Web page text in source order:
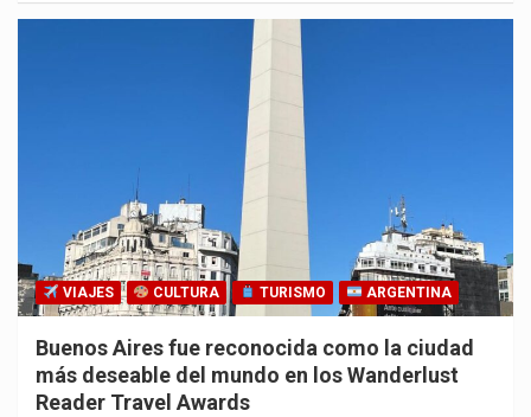
VIAJES CULTURA TURISMO ARGENTINA
Buenos Aires fue reconocida como la ciudad
más deseable del mundo en los Wanderlust
Reader Travel Awards